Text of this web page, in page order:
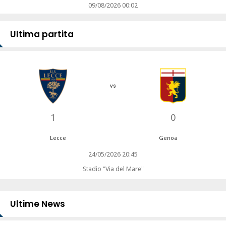
09/08/2026 00:02
Ultima partita
1
vs
0
Lecce Genoa
24/05/2026 20:45
Stadio "Via del Mare"
Ultime News